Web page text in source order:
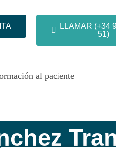
LLAMAR (+34
51)
al paciente